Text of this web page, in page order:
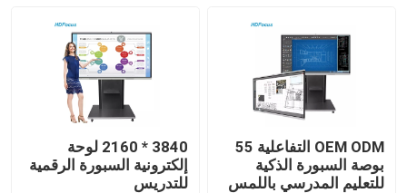
OEM ODM التفاعلية 55
بوصة السبورة الذكية
للتعليم المدرسي باللمس
3840 * 2160 لوحة
إلكترونية السبورة الرقمية
للتدريس